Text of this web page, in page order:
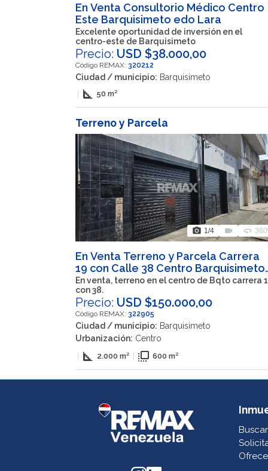
En Venta Consultorio Médico Centro
Este Barquisimeto edo Lara
Excelente oportunidad de inversión en el
centro-este de Barquisimeto
Precio: USD $38.000,00
Código REMAX: 320212
Ciudad / municipio: Barquisimeto
square_foot 50 m²
Terreno y Parcela
photo_camera 1/4 videocam 360
En Venta Terreno y Parcela Carrera
19 con Calle 38 Centro Barquisimeto
edo Lara
En venta, terreno en el centro de Bqto carrera
con 38.
Precio: USD $150.000,00
Código REMAX: 322905
Ciudad / municipio: Barquisimeto
Urbanización: Centro
square_foot 2.000 m² flip_to_front 600 m²
Buscar